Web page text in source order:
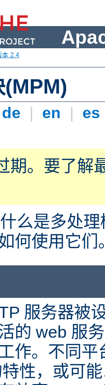
本 2.4
de | en | es
期。要了解
么是多处
何使用它们
服务器被
的 web 服
作。不同
性，或可